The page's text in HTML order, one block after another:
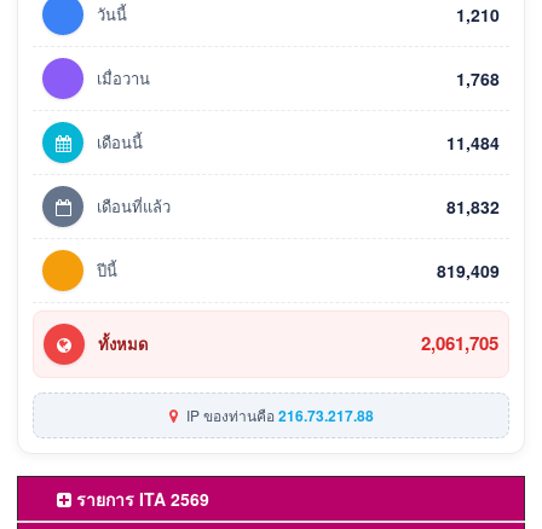
วันนี้ 1,210
เมื่อวาน 1,768
เดือนนี้ 11,484
เดือนที่แล้ว 81,832
ปีนี้ 819,409
ทั้งหมด 2,061,705
IP ของท่านคือ216.73.217.88
รายการ ITA 2569